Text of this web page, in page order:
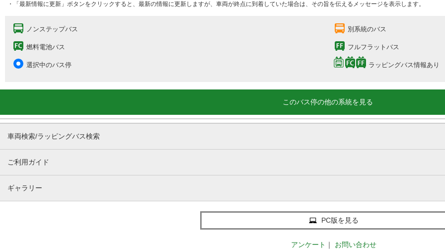
・「最新情報に更新」ボタンをクリックすると、最新の情報に更新しますが、車両が終点に到着していた場合は、その旨を伝えるメッセージを表示します。
ノンステップバス 別系統のバス
燃料電池バス フルフラットバス
選択中のバス停 ラッピングバス情報あり
このバス停の他の系統を見る
車両検索/ラッピングバス検索
ご利用ガイド
ギャラリー
PC版を見る
アンケート ｜ お問い合わせ